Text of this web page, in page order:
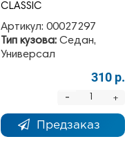
CLASSIC
Артикул: 00027297
Тип кузова:Седан,
Универсал
310 р.
+
-
Предзаказ